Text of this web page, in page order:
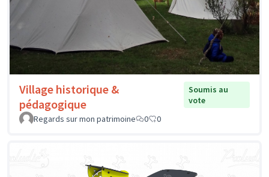
Village historique &
pédagogique
Soumis au
vote
Regards sur mon patrimoine
0 0